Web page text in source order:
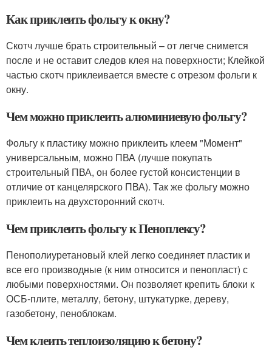
Как приклеить фольгу к окну?
Скотч лучше брать строительный – от легче снимется
после и не оставит следов клея на поверхности; Клейкой
частью скотч приклеивается вместе с отрезом фольги к
окну.
Чем можно приклеить алюминиевую фольгу?
Фольгу к пластику можно приклеить клеем "Момент"
универсальным, можно ПВА (лучше покупать
строительный ПВА, он более густой консистенции в
отличие от канцелярского ПВА). Так же фольгу можно
приклеить на двухсторонний скотч.
Чем приклеить фольгу к Пеноплексу?
Пенополиуретановый клей легко соединяет пластик и
все его производные (к ним относится и пенопласт) с
любыми поверхностями. Он позволяет крепить блоки к
ОСБ-плите, металлу, бетону, штукатурке, дереву,
газобетону, пеноблокам.
Чем клеить теплоизоляцию к бетону?